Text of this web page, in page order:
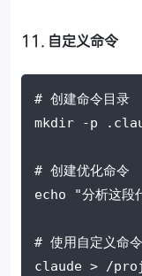
11. 自定义命令
# 创建命令目录
mkdir -p
# 创建优化命令
echo "分析这段
# 使用自定义命令
claude > /